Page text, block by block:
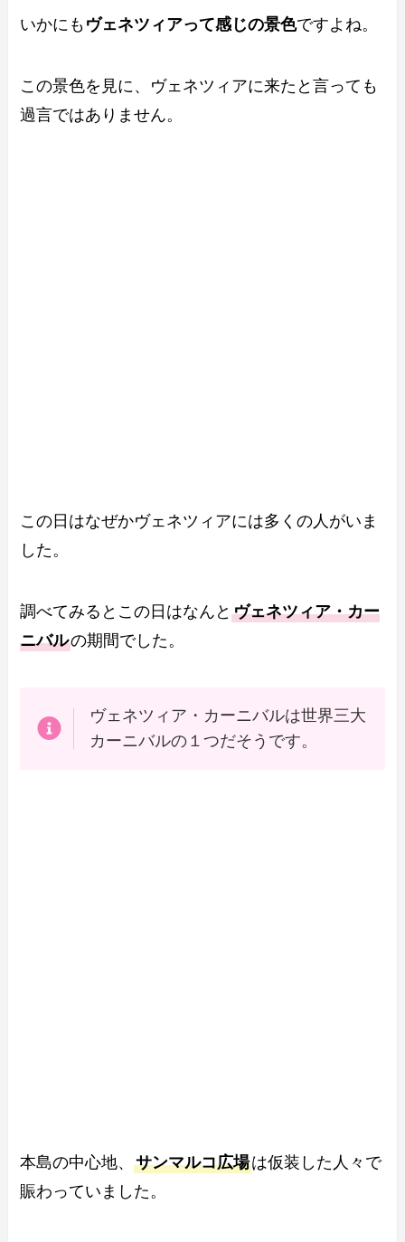
いかにも ヴェネツィアって感じの景色ですよね。
この景色を見に、ヴェネツィアに来たと言っても
過言ではありません。
この日はなぜかヴェネツィアには多くの人がいま
した。
調べてみるとこの日はなんとヴェネツィア・カー
ニバルの期間でした。
ヴェネツィア・カーニバルは世界三大
カーニバルの１つだそうです。
本島の中心地、サンマルコ広場は仮装した人々で
賑わっていました。